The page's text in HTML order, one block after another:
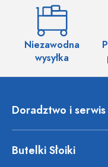
Niezawodna
wysyłka
Doradztwo i
Butelki Słoiki